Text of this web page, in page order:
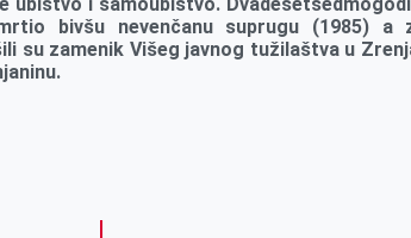
bivšu nevenčanu suprugu (1985) a
su zamenik Višeg javnog tužilaštva u